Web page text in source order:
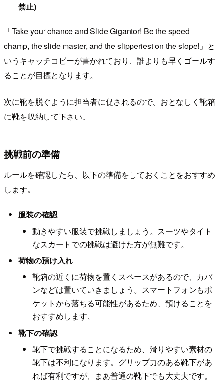
禁止)
「Take your chance and Slide Gigantor! Be the speed
champ, the slide master, and the slipperiest on the slope!」と
いうキャッチコピーが書かれており、誰よりも早くゴールす
ることが目標となります。
次に靴を脱ぐように担当者に促されるので、おとなしく靴箱
に靴を収納して下さい。
挑戦前の準備
ルールを確認したら、以下の準備をしておくことをおすすめ
します。
服装の確認
動きやすい服装で挑戦しましょう。スーツやタイト
なスカートでの挑戦は避けた方が無難です。
荷物の預け入れ
靴箱の近くに荷物を置くスペースがあるので、カバ
ンなどは置いていきましょう。スマートフォンもポ
ケットから落ちる可能性があるため、預けることを
おすすめします。
靴下の確認
靴下で挑戦することになるため、滑りやすい素材の
靴下は不利になります。グリップ力のある靴下があ
れば有利ですが、まあ普通の靴下でも大丈夫です。